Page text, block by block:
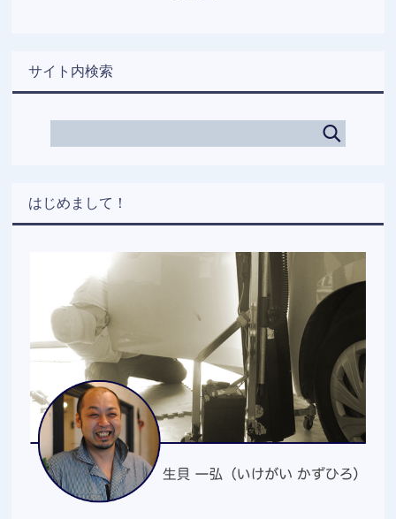
サイト内検索
はじめまして！